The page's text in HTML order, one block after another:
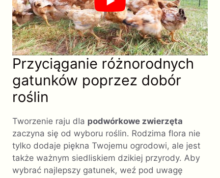
Przyciąganie różnorodnych
gatunków poprzez dobór
roślin
Tworzenie raju dla podwórkowe zwierzęta
zaczyna się od wyboru roślin. Rodzima flora nie
tylko dodaje piękna Twojemu ogrodowi, ale jest
także ważnym siedliskiem dzikiej przyrody. Aby
wybrać najlepszy gatunek, weź pod uwagę